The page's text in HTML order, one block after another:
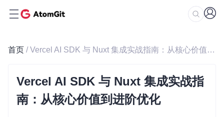
首页 / Vercel AI SDK 与 Nuxt 集成实战指南：从核心价值到进阶优化
Vercel AI SDK 与 Nuxt 集成实战指
南：从核心价值到进阶优化